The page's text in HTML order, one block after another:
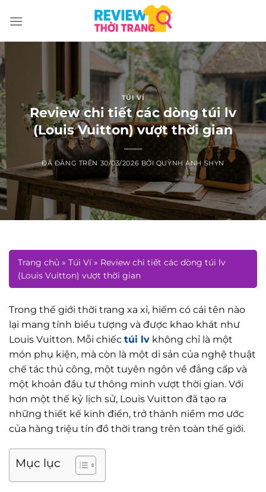
đến
TÚI VÍ
Review chi tiết các dòng túi lv
(Louis Vuitton) vượt thời gian
ĐÃ ĐĂNG TRÊN 30/03/2026 BỞI QUỲNH ANH SHYN
Trang chủ » Túi Ví » Review chi tiết các dòng túi lv
(Louis Vuitton) vượt thời gian
Trong thế giới thời trang xa xỉ, hiếm có cái tên nào
lại mang tính biểu tượng và được khao khát như
Louis Vuitton. Mỗi chiếc túi lv không chỉ là một
món phụ kiện, mà còn là một di sản của nghệ thuật
chế tác thủ công, một tuyên ngôn về đẳng cấp và
một khoản đầu tư thông minh vượt thời gian. Với
hơn một thế kỷ lịch sử, Louis Vuitton đã tạo ra
những thiết kế kinh điển, trở thành niềm mơ ước
của hàng triệu tín đồ thời trang trên toàn thế giới.
Mục lục